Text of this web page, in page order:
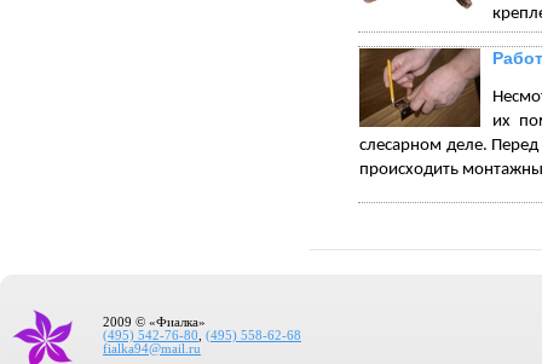
их
слесарном деле. Перед
происходить
2009 © «Фиалка»
(495) 542-76-80
(495) 558-62-68
fialka94@mail.ru